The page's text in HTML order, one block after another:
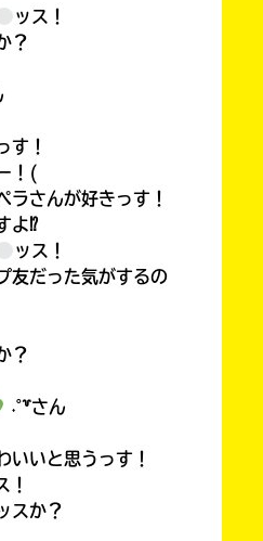
ッス！
？
す！
！(
ラさんが好きっす！
よ⁉
ッス！
友だった気がするの
？
˖˚꒷さん
いいと思うっす！
！
スか？